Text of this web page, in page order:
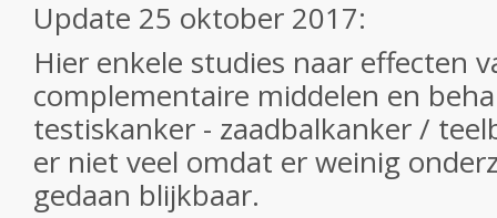
Update 25 oktober 2017:
Hier enkele studies naar effecten
complementaire middelen en
testiskanker - zaadbalkanker /
er niet veel omdat er weinig
gedaan blijkbaar.